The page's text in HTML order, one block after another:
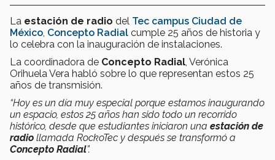
La estación de radio del Tec campus Ciudad de
México Concepto Radial cumple 25 años de historia y
lo celebra con la inauguración de instalaciones.
La coordinadora de Concepto Radial , Verónica
Orihuela Vera habló sobre lo que representan estos 25
años de transmisión.
“Hoy es un día muy especial porque estamos inaugurando
un espacio, estos 25 años han sido todo un recorrido
histórico, desde que estudiantes iniciaron una estación de
radio llamada RockoTec y después se transformó a
Concepto Radial”.